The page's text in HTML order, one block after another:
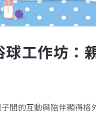
工作坊：
間的互動與陪伴顯得